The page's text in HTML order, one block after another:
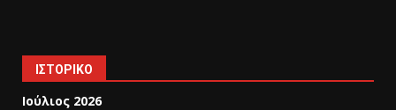
ΙΣΤΟΡΙΚΌ
Ιούλιος 2026